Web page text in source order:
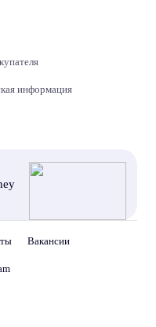
информация
Вакансии